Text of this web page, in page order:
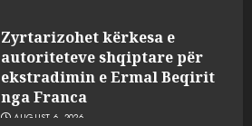
Zyrtarizohet kërkesa e
autoriteteve shqiptare për
ekstradimin e Ermal Beqirit
nga Franca
AUGUST 6, 2026